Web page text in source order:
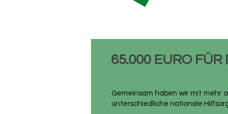
65.000 EURO FÜR
Gemeinsam haben wir mit mehr
unterschiedliche nationale